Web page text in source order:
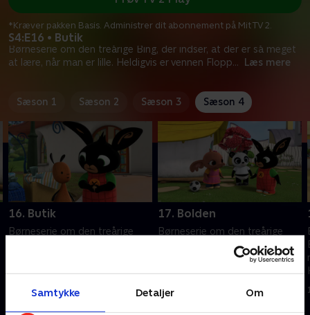
Samtykke Detaljer Om
S4:E16 • Butik
Børneserie om den treårige Bing, der indser, at der er så meget
at lære, når man er lille. Heldigvis er vennen Flopp... Læs mere
*Kræver pakken Basis. Administrer dit abonnement på Mit TV 2.
Sæson 1 Sæson 2 Sæson 3 Sæson 4
16. Butik
Børneserie om den treårige
1. maj 2023 • 7 min
17. Bolden
Børneserie om den treårige
Bing, der indser, at der er så
meget at lære, når man er lille.
1. maj 2023 • 7 min